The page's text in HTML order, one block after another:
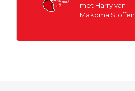
met Harry van
Makoma Stoffen